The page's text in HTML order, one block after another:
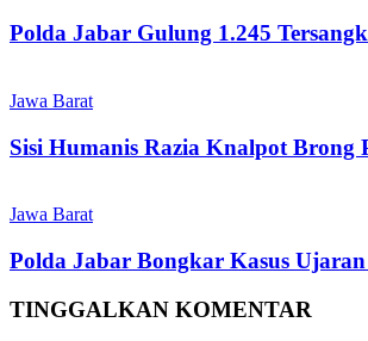
Polda Jabar Gulung 1.245
Jawa Barat
Sisi Humanis Razia Knalpot
Jawa Barat
Polda Jabar Bongkar Kasus
TINGGALKAN KOMENTAR